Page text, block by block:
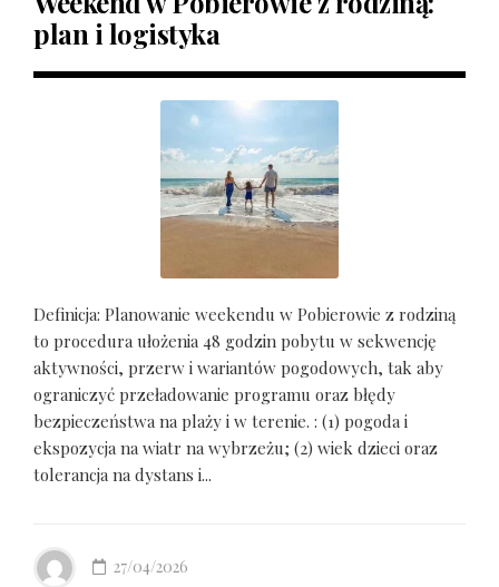
plan i logistyka
Definicja: Planowanie weekendu w Pobierowie z rodziną
to procedura ułożenia 48 godzin pobytu w sekwencję
aktywności, przerw i wariantów pogodowych, tak aby
ograniczyć przeładowanie programu oraz błędy
bezpieczeństwa na plaży i w terenie. : (1) pogoda i
ekspozycja na wiatr na wybrzeżu; (2) wiek dzieci oraz
tolerancja na dystans i...
27/04/2026